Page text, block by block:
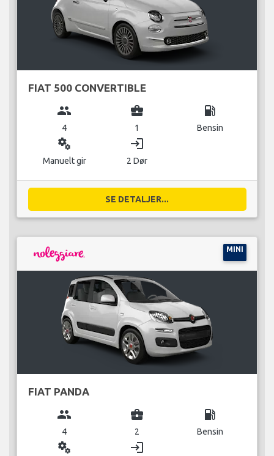
FIAT 500 CONVERTIBLE
group
4
business_center
1
local_gas_station
Bensin
miscellaneous_services
Manuelt gir
login
2 Dør
SE DETALJER...
MINI
FIAT PANDA
group
4
business_center
2
local_gas_station
Bensin
miscellaneous_services login